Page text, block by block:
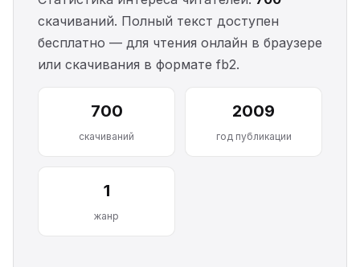
скачиваний. Полный текст доступен
бесплатно — для чтения онлайн в браузере
или скачивания в формате fb2.
700
скачиваний
2009
год публикации
1
жанр